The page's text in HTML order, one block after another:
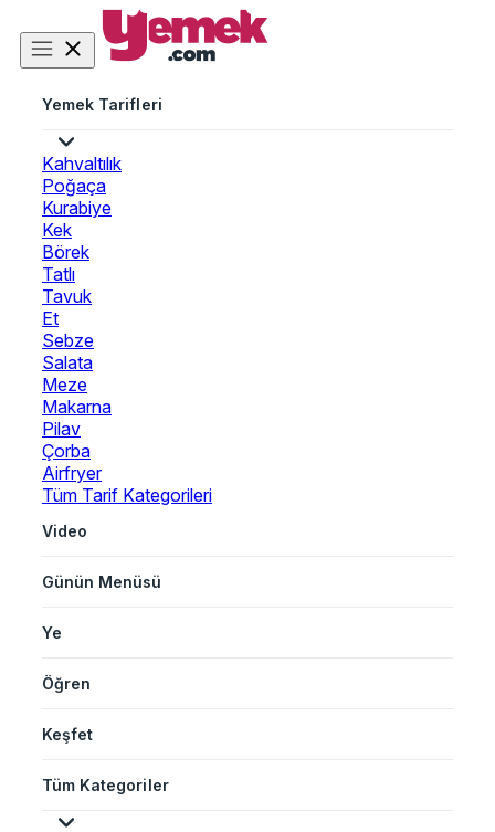
Yemek Tarifleri
Kahvaltılık
Poğaça
Kurabiye
Kek
Börek
Tatlı
Tavuk
Et
Sebze
Salata
Meze
Makarna
Pilav
Çorba
Airfryer
Tüm Tarif Kategorileri
Video
Günün Menüsü
Ye
Öğren
Keşfet
Tüm Kategoriler